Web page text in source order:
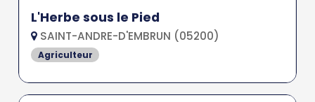
L'Herbe sous le Pied
SAINT-ANDRE-D'EMBRUN (05200)
Agriculteur